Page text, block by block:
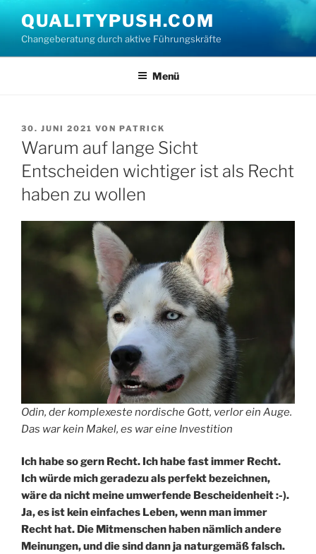
Inhalt
springen
QUALITYPUSH.COM
Changeberatung durch aktive Führungskräfte
Menü
VERÖFFENTLICHT
AM
30. JUNI 2021 VON PATRICK
Warum auf lange Sicht
Entscheiden wichtiger ist als Recht
haben zu wollen
Odin, der komplexeste nordische Gott, verlor ein Auge.
Das war kein Makel, es war eine Investition
Ich habe so gern Recht. Ich habe fast immer Recht.
Ich würde mich geradezu als perfekt bezeichnen,
wäre da nicht meine umwerfende Bescheidenheit :-).
Ja, es ist kein einfaches Leben, wenn man immer
Recht hat. Die Mitmenschen haben nämlich andere
Meinungen, und die sind dann ja naturgemäß falsch.